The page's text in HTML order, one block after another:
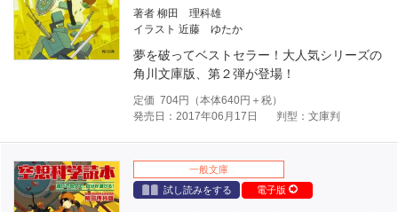
著者 柳田 理科雄
イラスト 近藤 ゆたか
夢を破ってベストセラー！大人気シリーズの
角川文庫版、第２弾が登場！
定価 704円（本体640円＋税）
発売日：2017年06月17日
判型：文庫判
一般文庫
試し読みをする
電子版